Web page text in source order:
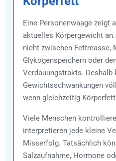
Eine Personenwaage zeigt
aktuelles Körpergewicht
nicht zwischen Fettmasse,
Glykogenspeichern oder
Verdauungstrakts.
Gewichtsschwankungen
wenn gleichzeitig
Viele Menschen
interpretieren jede kleine
Misserfolg. Tatsächlich
Salzaufnahme, Hormone